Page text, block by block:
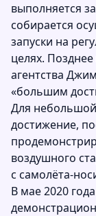
выполняется
собирается
запуски на
целях.
агентства
«большим
Для
достижение,
воздушного
с самолёта-
В мае 2020